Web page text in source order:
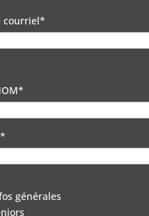
courriel*
générales